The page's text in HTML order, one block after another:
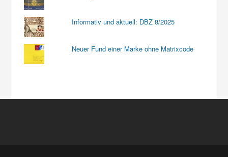
Informativ und aktuell: DBZ 8/2025
Neuer Fund einer Marke ohne Matrixcode